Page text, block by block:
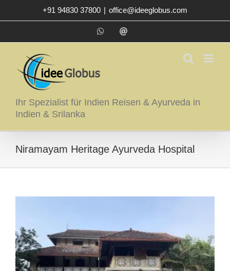
+91 94830 37800 | office@ideeglobus.com
WhatsApp
Ihr Spezialist für Indien Reisen & Ayurveda in
Indien & Srilanka
Niramayam Heritage Ayurveda Hospital